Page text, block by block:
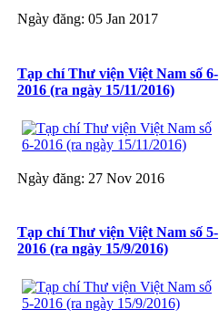
Ngày đăng: 05 Jan 2017
Tạp chí Thư viện Việt Nam số 6-
2016 (ra ngày 15/11/2016)
Ngày đăng: 27 Nov 2016
Tạp chí Thư viện Việt Nam số 5-
2016 (ra ngày 15/9/2016)